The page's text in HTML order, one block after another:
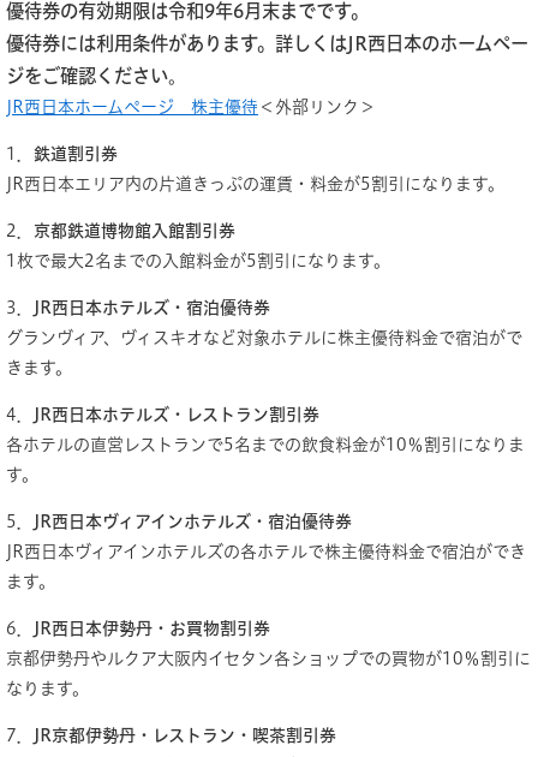
優待券の有効期限は令和9年6月末までです。
優待券には利用条件があります。詳しくはJR西日本のホームペー
ジをご確認ください。
JR西日本ホームページ 株主優待 ＜外部リンク＞
1．​ 鉄道割引券
JR西日本エリア内の片道きっぷの運賃・料金が5割引になります。
2．​ 京都鉄道博物館入館割引券
1枚で最大2名までの入館料金が5割引になります。
3．
JR西日本ホテルズ・宿泊優待券
グランヴィア、ヴィスキオなど対象ホテルに株主優待料金で宿泊がで
きます。
4．
JR西日本ホテルズ・レストラン割引券
各ホテルの直営レストランで5名までの飲食料金が10％割引になりま
す。
5．
JR西日本ヴィアインホテルズ・宿泊優待券
JR西日本ヴィアインホテルズの各ホテルで株主優待料金で宿泊ができ
ます。
6．
JR西日本伊勢丹・お買物割引券
京都伊勢丹やルクア大阪内イセタン各ショップでの買物が10％割引に
なります。
7．
JR京都伊勢丹・レストラン・喫茶割引券